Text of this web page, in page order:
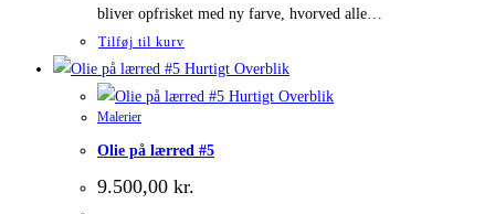
bliver opfrisket med ny farve, hvorved alle…
Tilføj til kurv
Hurtigt Overblik
Hurtigt Overblik
Malerier
Olie på lærred #5
9.500,00 kr.